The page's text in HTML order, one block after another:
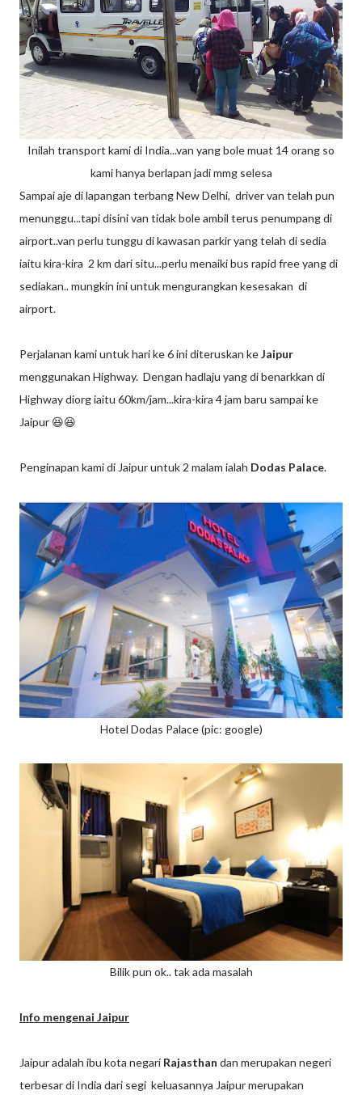
Inilah transport kami di India...van yang bole muat 14 orang so
kami hanya berlapan jadi mmg selesa
Sampai aje di lapangan terbang New Delhi, driver van telah pun
menunggu...tapi disini van tidak bole ambil terus penumpang di
airport..van perlu tunggu di kawasan parkir yang telah di sedia
iaitu kira-kira 2 km dari situ...perlu menaiki bus rapid free yang di
sediakan.. mungkin ini untuk mengurangkan kesesakan di
airport.
Perjalanan kami untuk hari ke 6 ini diteruskan keJaipur
menggunakan Highway. Dengan hadlaju yang di benarkkan di
Highway diorg iaitu 60km/jam...kira-kira 4 jam baru sampai ke
Jaipur 😆😆
Penginapan kami di Jaipur untuk 2 malam ialah Dodas Palace.
Hotel Dodas Palace (pic: google)
Bilik pun ok.. tak ada masalah
Info mengenai Jaipur
Jaipur adalah ibu kota negari Rajasthan dan merupakan negeri
terbesar di India dari segi keluasannya Jaipur merupakan